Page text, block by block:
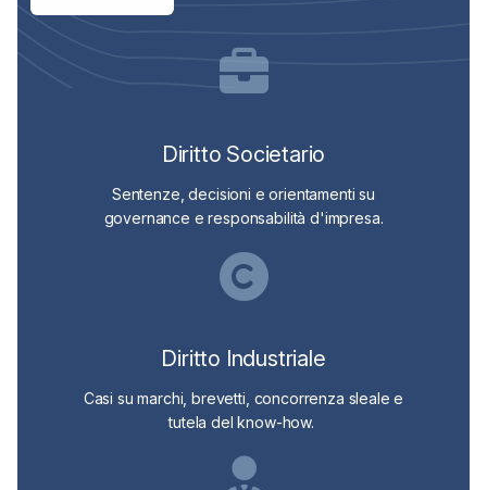
Diritto Societario
Sentenze, decisioni e orientamenti su
governance e responsabilità d'impresa.
Diritto Industriale
Casi su marchi, brevetti, concorrenza sleale e
tutela del know-how.